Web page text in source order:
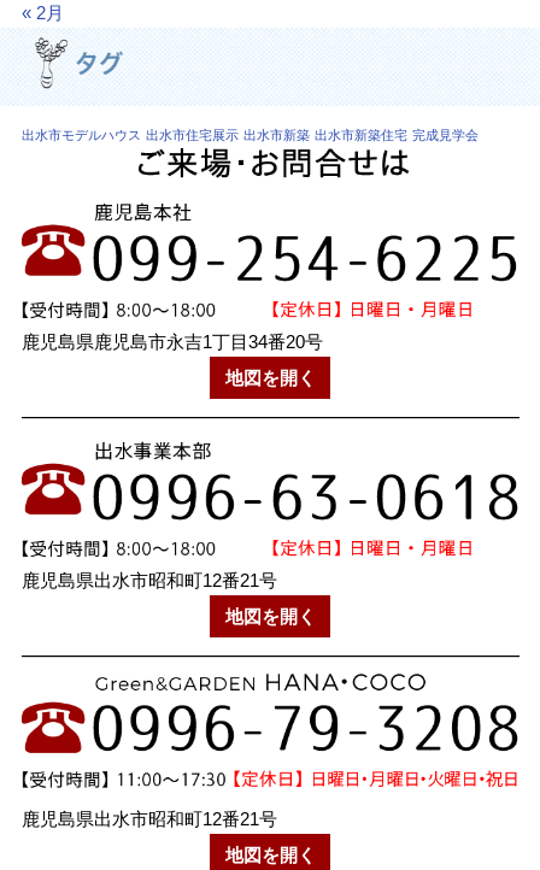
« 2月
出水市モデルハウス 出水市住宅展示 出水市新築 出水市新築住宅 完成見学会
鹿児島県鹿児島市永吉1丁目34番20号
地図を開く
鹿児島県出水市昭和町12番21号
地図を開く
鹿児島県出水市昭和町12番21号
地図を開く